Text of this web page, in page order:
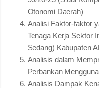
Otonomi Daerah)
Analisi Faktor-faktor
Tenaga Kerja Sektor
Sedang) Kabupaten
Analisis dalam
Perbankan
Analisis Dampak